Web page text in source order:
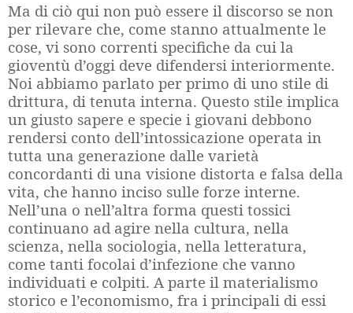
Ma di ciò qui non può essere il discorso se non
per rilevare che, come stanno attualmente le
cose, vi sono correnti specifiche da cui la
gioventù d’oggi deve difendersi interiormente.
Noi abbiamo parlato per primo di uno stile di
drittura, di tenuta interna. Questo stile implica
un giusto sapere e specie i giovani debbono
rendersi conto dell’intossicazione operata in
tutta una generazione dalle varietà
concordanti di una visione distorta e falsa della
vita, che hanno inciso sulle forze interne.
Nell’una o nell’altra forma questi tossici
continuano ad agire nella cultura, nella
scienza, nella sociologia, nella letteratura,
come tanti focolai d’infezione che vanno
individuati e colpiti. A parte il materialismo
storico e l’economismo, fra i principali di essi